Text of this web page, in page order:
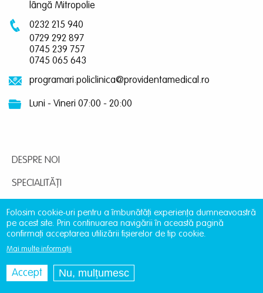
lângă Mitropolie
0232 215 940
0729 292 897
0745 239 757
0745 065 643
programari.policlinica@providentamedical.ro
Luni - Vineri 07:00 - 20:00
DESPRE NOI
SPECIALITĂȚI
MEDICI
ANALIZE MEDICALE
IMAGISTICĂ
CONTACT
Folosim cookie-uri pentru a îmbunătăți experiența dumneavoastră
pe acest site. Prin continuarea navigării în această pagină
confirmați acceptarea utilizării fișierelor de tip cookie.
Mai multe informații
Accept Nu, mulțumesc